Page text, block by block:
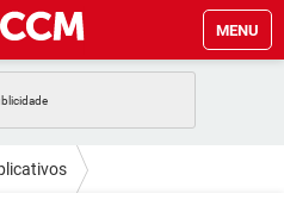
MENU
FACEBOOK
WHATSAPP